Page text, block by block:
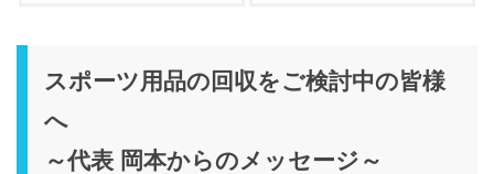
スポーツ用品の回収をご検討中の皆様
へ
～代表 岡本からのメッセージ～